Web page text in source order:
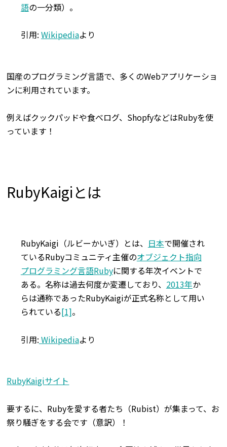
語の一分類）。
引用: Wikipediaより
国産のプログラミング言語で、多くのWebアプリケーショ
ンに利用されています。
例えばクックパッドや食べログ、ShopfyなどはRubyを使
っています！
RubyKaigiとは
RubyKaigi （ルビーかいぎ）とは、 日本で開催され
ているRubyコミュニティ主催のオブジェクト指向
プログラミング言語Rubyに関する年次イベントで
ある。名称は過去何度か変遷しており、 2013年か
らは通称であったRubyKaigiが正式名称として用い
られている[1]。
引用: Wikipediaより
RubyKaigiサイト
要するに、Rubyを愛する者たち（Rubist）が集まって、お
祭り騒ぎをする会です（意訳）！